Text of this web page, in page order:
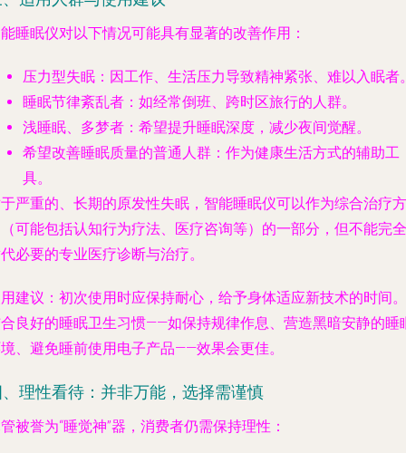
睡眠仪对以下情况可能具有显著的改善作用：
压力型失眠 ：因工作、生活压力导致精神紧张、难以入眠者
睡眠节律紊乱者 ：如经常倒班、跨时区旅行的人群。
浅睡眠、多梦者 ：希望提升睡眠深度，减少夜间觉醒。
希望改善睡眠质量的普通人群 ：作为健康生活方式的辅助工
具。
严重的、长期的原发性失眠，智能睡眠仪可以作为综合治疗方
可能包括认知行为疗法、医疗咨询等）的一部分，但不能完全
必要的专业医疗诊断与治疗。
建议 ：初次使用时应保持耐心，给予身体适应新技术的时间。
良好的睡眠卫生习惯——如保持规律作息、营造黑暗安静的睡
、避免睡前使用电子产品——效果会更佳。
理性看待：并非万能，选择需谨慎
被誉为“睡觉神”器，消费者仍需保持理性：